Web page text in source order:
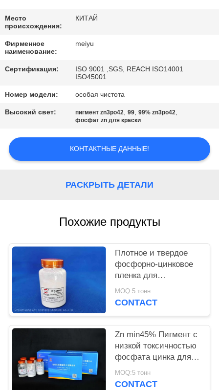
КОНТРОЛЬ
КАЧЕСТВА
СВЯЖИТЕСЬ
С
НАМИ
ЗАПРОСИТЕ
ЦИТАТУ
POLICY
Место
происхождения:
КИТАЙ
Фирменное
наименование:
meiyu
Сертификация:
ISO 9001 ,SGS, REACH ISO14001
ISO45001
Номер модели: особая чистота
Высокий свет: пигмент zn3po42,99,99% zn3po42,
фосфат zn для краски
КОНТАКТНЫЕ ДАННЫЕ!
РАСКРЫТЬ ДЕТАЛИ
Похожие продукты
Плотное и твердое
фосфорно-цинковое
пленка для
предотвращения
коррозии металлов и
MOQ:5 тонн
CONTACT
Zn min45% Пигмент с
низкой токсичностью
фосфата цинка для
экологически чистых
антикоррозионных
MOQ:5 тонн
CONTACT